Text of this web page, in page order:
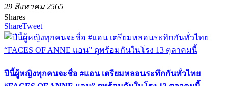
29 สิงหาคม 2565
Shares
ShareTweet
ปีนี้ผู้หญิงทุกคนจะชื่อ #แอน เตรียมหลอนระทึกกันทั่วไทย